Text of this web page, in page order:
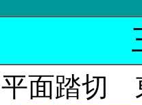
平面踏切